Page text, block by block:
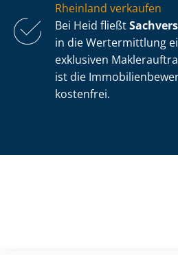
Rheinland verkaufen
Bei Heid fließt
in die Wertermittlung
exklusiven
ist die
kostenfrei.